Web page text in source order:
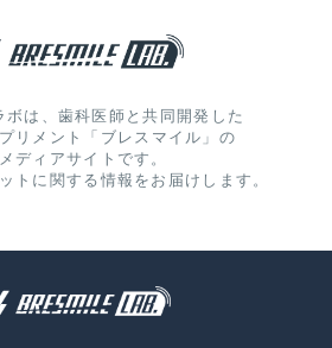
ボは、歯科医師と共同開発した
リメント「ブレスマイル」の
ディアサイトです。
トに関する情報をお届けします。